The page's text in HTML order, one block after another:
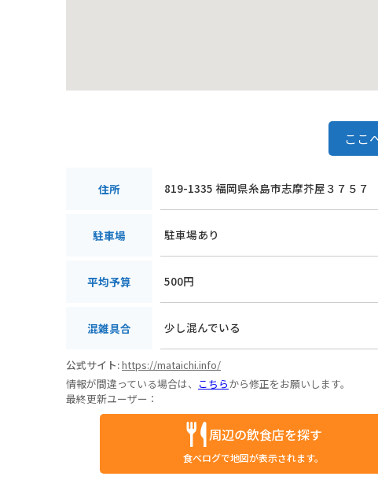
ここ
住所 819-1335 福岡県糸島市志摩芥屋３７５７
駐車場 駐車場あり
平均予算 500円
混雑具合 少し混んでいる
公式サイト:https://mataichi.info/
情報が間違っている場合は、 こちらから修正をお願いします。
最終更新ユーザー：
周辺の飲食店を探す
食べログで地図が表示されます。